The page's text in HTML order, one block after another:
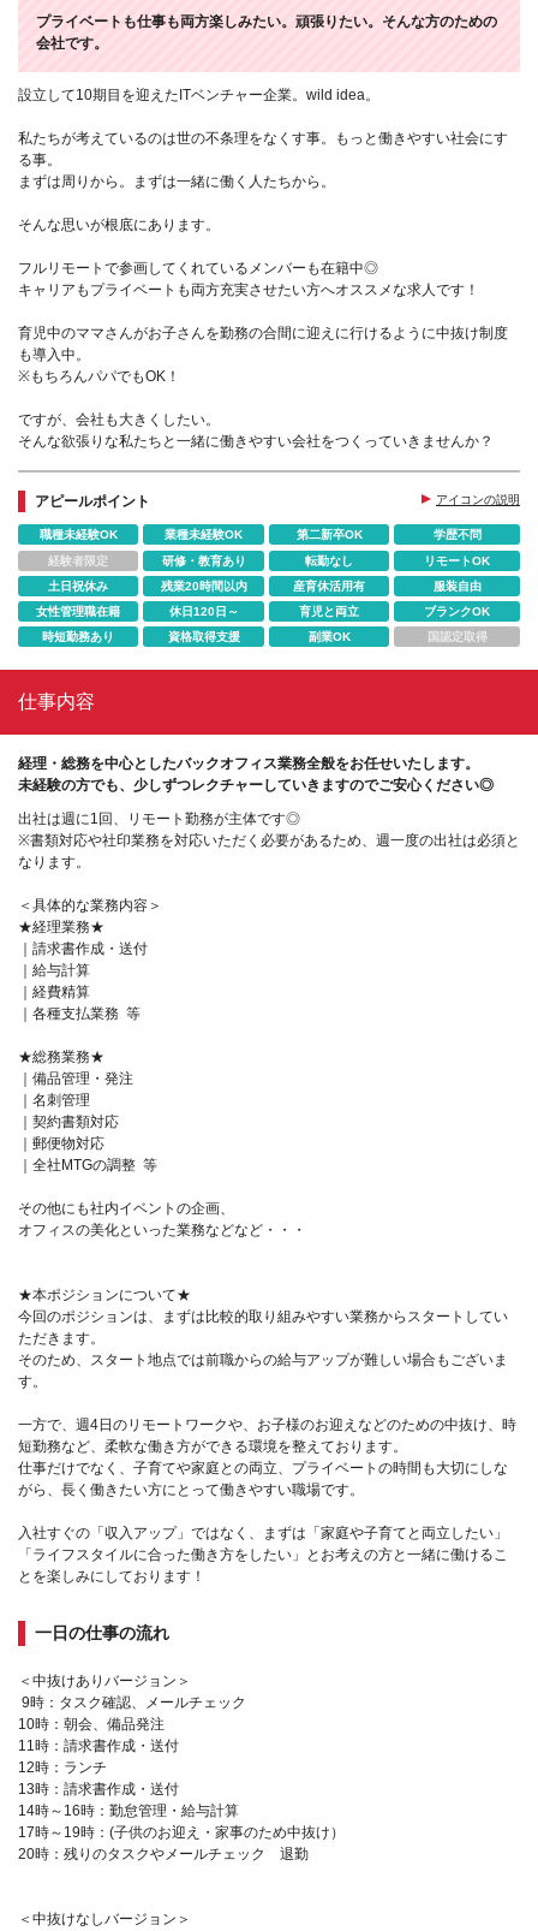
プライベートも仕事も両方楽しみたい。頑張りたい。そんな方のための
会社です。
設立して10期目を迎えたITベンチャー企業。wild idea。
私たちが考えているのは世の不条理をなくす事。もっと働きやすい社会にす
る事。
まずは周りから。まずは一緒に働く人たちから。
そんな思いが根底にあります。
フルリモートで参画してくれているメンバーも在籍中◎
キャリアもプライベートも両方充実させたい方へオススメな求人です！
育児中のママさんがお子さんを勤務の合間に迎えに行けるように中抜け制度
も導入中。
※もちろんパパでもOK！
ですが、会社も大きくしたい。
そんな欲張りな私たちと一緒に働きやすい会社をつくっていきませんか？
アピールポイント アイコンの説明
職種未経験OK 業種未経験OK 第二新卒OK
学歴不問
経験者限定
研修・教育あり 転勤なし
リモートOK
土日祝休み
残業20時間以内 産育休活用有
服装自由
女性管理職在籍
休日120日～ 育児と両立
ブランクOK
時短勤務あり
資格取得支援 副業OK 国認定取得
仕事内容
経理・総務を中心としたバックオフィス業務全般をお任せいたします。
未経験の方でも、少しずつレクチャーしていきますのでご安心ください◎
出社は週に1回、リモート勤務が主体です◎
※書類対応や社印業務を対応いただく必要があるため、週一度の出社は必須と
なります。
＜具体的な業務内容＞
★経理業務★
｜請求書作成・送付
｜給与計算
｜経費精算
｜各種支払業務 等
★総務業務★
｜備品管理・発注
｜名刺管理
｜契約書類対応
｜郵便物対応
｜全社MTGの調整 等
その他にも社内イベントの企画、
オフィスの美化といった業務などなど・・・
★本ポジションについて★
今回のポジションは、まずは比較的取り組みやすい業務からスタートしてい
ただきます。
そのため、スタート地点では前職からの給与アップが難しい場合もございま
す。
一方で、週4日のリモートワークや、お子様のお迎えなどのための中抜け、時
短勤務など、柔軟な働き方ができる環境を整えております。
仕事だけでなく、子育てや家庭との両立、プライベートの時間も大切にしな
がら、長く働きたい方にとって働きやすい職場です。
入社すぐの「収入アップ」ではなく、まずは「家庭や子育てと両立したい」
「ライフスタイルに合った働き方をしたい」とお考えの方と一緒に働けるこ
とを楽しみにしております！
一日の仕事の流れ
＜中抜けありバージョン＞
9時：タスク確認、メールチェック
10時：朝会、備品発注
11時：請求書作成・送付
12時：ランチ
13時：請求書作成・送付
14時～16時：勤怠管理・給与計算
17時～19時：(子供のお迎え・家事のため中抜け）
20時：残りのタスクやメールチェック 退勤
＜中抜けなしバージョン＞